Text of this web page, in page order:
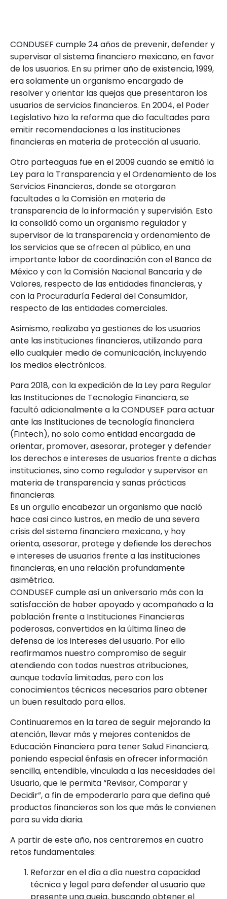
CONDUSEF cumple 24 años de prevenir, defender y
supervisar al sistema financiero mexicano, en favor
de los usuarios. En su primer año de existencia, 1999,
era solamente un organismo encargado de
resolver y orientar las quejas que presentaron los
usuarios de servicios financieros. En 2004, el Poder
Legislativo hizo la reforma que dio facultades para
emitir recomendaciones a las instituciones
financieras en materia de protección al usuario.
Otro parteaguas fue en el 2009 cuando se emitió la
Ley para la Transparencia y el Ordenamiento de los
Servicios Financieros, donde se otorgaron
facultades a la Comisión en materia de
transparencia de la información y supervisión. Esto
la consolidó como un organismo regulador y
supervisor de la transparencia y ordenamiento de
los servicios que se ofrecen al público, en una
importante labor de coordinación con el Banco de
México y con la Comisión Nacional Bancaria y de
Valores, respecto de las entidades financieras, y
con la Procuraduría Federal del Consumidor,
respecto de las entidades comerciales.
Asimismo, realizaba ya gestiones de los usuarios
ante las instituciones financieras, utilizando para
ello cualquier medio de comunicación, incluyendo
los medios electrónicos.
Para 2018, con la expedición de la Ley para Regular
las Instituciones de Tecnología Financiera, se
facultó adicionalmente a la CONDUSEF para actuar
ante las Instituciones de tecnología financiera
(Fintech), no solo como entidad encargada de
orientar, promover, asesorar, proteger y defender
los derechos e intereses de usuarios frente a dichas
instituciones, sino como regulador y supervisor en
materia de transparencia y sanas prácticas
financieras.
Es un orgullo encabezar un organismo que nació
hace casi cinco lustros, en medio de una severa
crisis del sistema financiero mexicano, y hoy
orienta, asesorar, protege y defiende los derechos
e intereses de usuarios frente a las instituciones
financieras, en una relación profundamente
asimétrica.
CONDUSEF cumple así un aniversario más con la
satisfacción de haber apoyado y acompañado a la
población frente a Instituciones Financieras
poderosas, convertidos en la última línea de
defensa de los intereses del usuario. Por ello
reafirmamos nuestro compromiso de seguir
atendiendo con todas nuestras atribuciones,
aunque todavía limitadas, pero con los
conocimientos técnicos necesarios para obtener
un buen resultado para ellos.
Continuaremos en la tarea de seguir mejorando la
atención, llevar más y mejores contenidos de
Educación Financiera para tener Salud Financiera,
poniendo especial énfasis en ofrecer información
sencilla, entendible, vinculada a las necesidades del
Usuario, que le permita “Revisar, Comparar y
Decidir”, a fin de empoderarlo para que defina qué
productos financieros son los que más le convienen
para su vida diaria.
A partir de este año, nos centraremos en cuatro
retos fundamentales:
Reforzar en el día a día nuestra capacidad
técnica y legal para defender al usuario que